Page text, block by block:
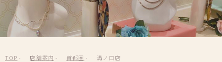
AIシミュレーション
店舗案内
TOP 店舗案内 首都圏 溝ノ口店